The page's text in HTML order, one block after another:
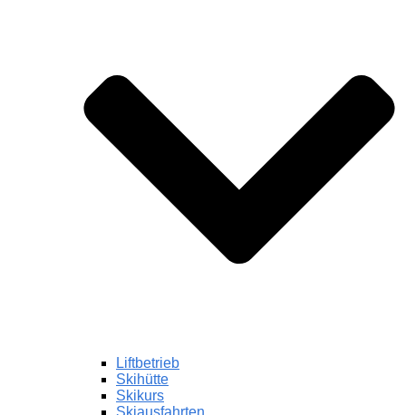
Liftbetrieb
Skihütte
Skikurs
Skiausfahrten